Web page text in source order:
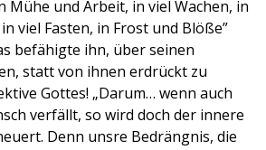
Mühe und Arbeit, in viel Wachen, in
viel Fasten, in Frost und Blöße”
befähigte ihn, über seinen
statt von ihnen erdrückt zu
Gottes! „Darum… wenn auch
verfällt, so wird doch der innere
Denn unsre Bedrängnis, die